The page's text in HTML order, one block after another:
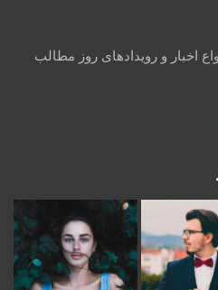
اخبار و رویدادهای روز مطالب